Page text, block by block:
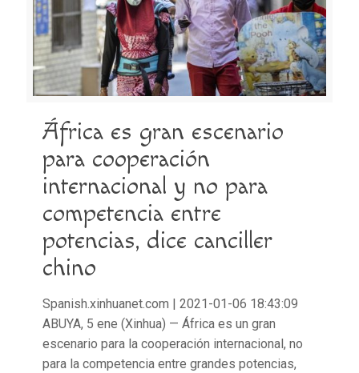
África es gran escenario
para cooperación
internacional y no para
competencia entre
potencias, dice canciller
chino
Spanish.xinhuanet.com | 2021-01-06 18:43:09
ABUYA, 5 ene (Xinhua) — África es un gran
escenario para la cooperación internacional, no
para la competencia entre grandes potencias,